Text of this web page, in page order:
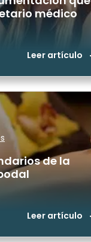
médico
Leer artículo
de la
Leer artículo